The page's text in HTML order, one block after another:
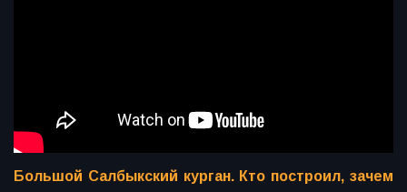
Большой Салбыкский курган. Кто построил, зачем